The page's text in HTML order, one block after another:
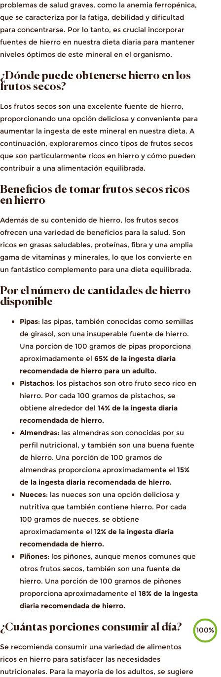
100%
problemas de salud graves, como la anemia ferropénica,
que se caracteriza por la fatiga, debilidad y dificultad
para concentrarse. Por lo tanto, es crucial incorporar
fuentes de hierro en nuestra dieta diaria para mantener
niveles óptimos de este mineral en el organismo.
¿Dónde puede obtenerse hierro en los
frutos secos?
Los frutos secos son una excelente fuente de hierro,
proporcionando una opción deliciosa y conveniente para
aumentar la ingesta de este mineral en nuestra dieta. A
continuación, exploraremos cinco tipos de frutos secos
que son particularmente ricos en hierro y cómo pueden
contribuir a una alimentación equilibrada.
Beneficios de tomar frutos secos ricos
en hierro
Además de su contenido de hierro, los frutos secos
ofrecen una variedad de beneficios para la salud. Son
ricos en grasas saludables, proteínas, fibra y una amplia
gama de vitaminas y minerales, lo que los convierte en
un fantástico complemento para una dieta equilibrada.
Por el número de cantidades de hierro
disponible
Pipas: las pipas, también conocidas como semillas
de girasol, son una insuperable fuente de hierro.
Una porción de 100 gramos de pipas proporciona
aproximadamente el 65% de la ingesta diaria
recomendada de hierro para un adulto.
Pistachos: los pistachos son otro fruto seco rico en
hierro. Por cada 100 gramos de pistachos, se
obtiene alrededor del 14% de la ingesta diaria
recomendada de hierro.
Almendras: las almendras son conocidas por su
perfil nutricional, y también son una buena fuente
de hierro. Una porción de 100 gramos de
almendras proporciona aproximadamente el 15%
de la ingesta diaria recomendada de hierro.
Nueces: las nueces son una opción deliciosa y
nutritiva que también contiene hierro. Por cada
100 gramos de nueces, se obtiene
aproximadamente el 12% de la ingesta diaria
recomendada de hierro.
Piñones: los piñones, aunque menos comunes que
otros frutos secos, también son una fuente de
hierro. Una porción de 100 gramos de piñones
proporciona aproximadamente el 18% de la ingesta
diaria recomendada de hierro.
¿Cuántas porciones consumir al día?
Se recomienda consumir una variedad de alimentos
ricos en hierro para satisfacer las necesidades
nutricionales. Para la mayoría de los adultos, se sugiere